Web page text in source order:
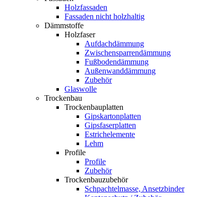
Holzfassaden
Fassaden nicht holzhaltig
Dämmstoffe
Holzfaser
Aufdachdämmung
Zwischensparrendämmung
Fußbodendämmung
Außenwanddämmung
Zubehör
Glaswolle
Trockenbau
Trockenbauplatten
Gipskartonplatten
Gipsfaserplatten
Estrichelemente
Lehm
Profile
Profile
Zubehör
Trockenbauzubehör
Schpachtelmasse, Ansetzbinder